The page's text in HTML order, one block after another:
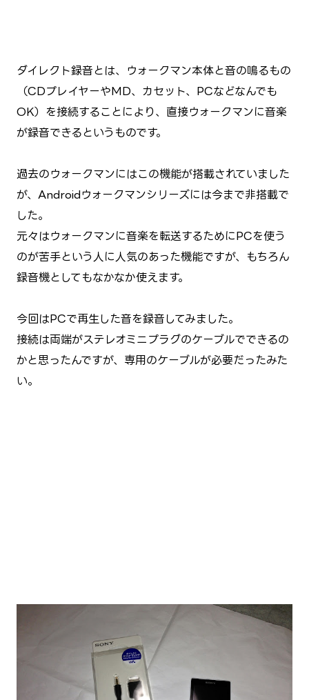
ダイレクト録音とは、ウォークマン本体と音の鳴るもの
（CDプレイヤーやMD、カセット、PCなどなんでも
OK）を接続することにより、直接ウォークマンに音楽
が録音できるというものです。
過去のウォークマンにはこの機能が搭載されていました
が、Androidウォークマンシリーズには今まで非搭載で
した。
元々はウォークマンに音楽を転送するためにPCを使う
のが苦手という人に人気のあった機能ですが、もちろん
録音機としてもなかなか使えます。
今回はPCで再生した音を録音してみました。
接続は両端がステレオミニプラグのケーブルでできるの
かと思ったんですが、専用のケーブルが必要だったみた
い。